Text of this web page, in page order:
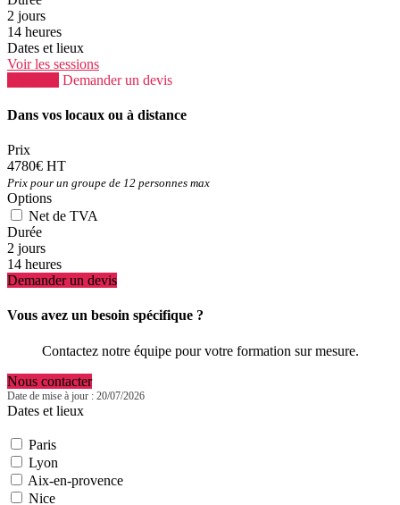
2 jours
14 heures
Dates et lieux
Voir les sessions
Demander un devis
Dans vos locaux ou à distance
Prix
4780€ HT
Prix pour un groupe de 12 personnes max
Options
Net de TVA
Durée
2 jours
14 heures
Demander un devis
Vous avez un besoin spécifique ?
Contactez notre équipe pour votre formation sur mesure.
Nous contacter
Date de mise à jour : 20/07/2026
Dates et lieux
Paris
Lyon
Aix-en-provence
Nice